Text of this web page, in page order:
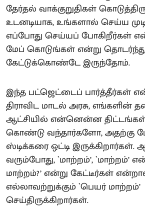
தேர்தல் வாக்குறுதிகள்
உடனடியாக, உங்களால் செய்ய
எப்போது செய்யப் போகிறீர்கள்
மேப் கொடுங்கள் என்று
கேட்டுக்கொண்டே இருந்தோம்.
இந்த பட்ஜெட்டைப் பார்த்தீர்கள்
திராவிட மாடல் அரசு, எங்களின்
ஆட்சியில் என்னென்ன
கொண்டு வந்தார்களோ, அதற்கு
ஸ்டிக்கரை ஒட்டி இருக்கிறார்கள்.
வரும்போது, `மாற்றம்’, `மாற்றம்’
மாற்றம்?’ என்று கேட்டீர்கள்
எல்லாவற்றுக்கும் `பெயர் மாற்றம்’
செய்திருக்கிறார்கள்.